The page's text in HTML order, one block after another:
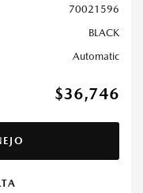
70021596
BLACK
Automatic
$36,746